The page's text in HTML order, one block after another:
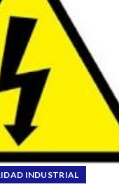
INDUSTRIAL